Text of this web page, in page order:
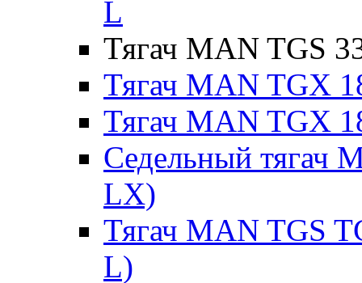
L
Тягач MAN TGS
Тягач MAN TGX
Тягач MAN TGX
Седельный тягач
LX)
Тягач MAN TGS
L)